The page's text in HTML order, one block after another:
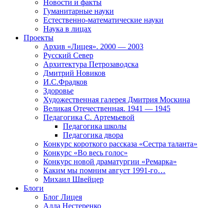
Новости и факты
Гуманитарные науки
Естественно-математические науки
Наука в лицах
Проекты
Архив «Лицея». 2000 — 2003
Русский Север
Архитектура Петрозаводска
Дмитрий Новиков
И.С.Фрадков
Здоровье
Художественная галерея Дмитрия Москина
Великая Отечественная. 1941 — 1945
Педагогика С. Артемьевой
Педагогика школы
Педагогика двора
Конкурс короткого рассказа «Сестра таланта»
Конкурс «Во весь голос»
Конкурс новой драматургии «Ремарка»
Каким мы помним август 1991-го…
Михаил Швейцер
Блоги
Блог Лицея
Алла Нестеренко